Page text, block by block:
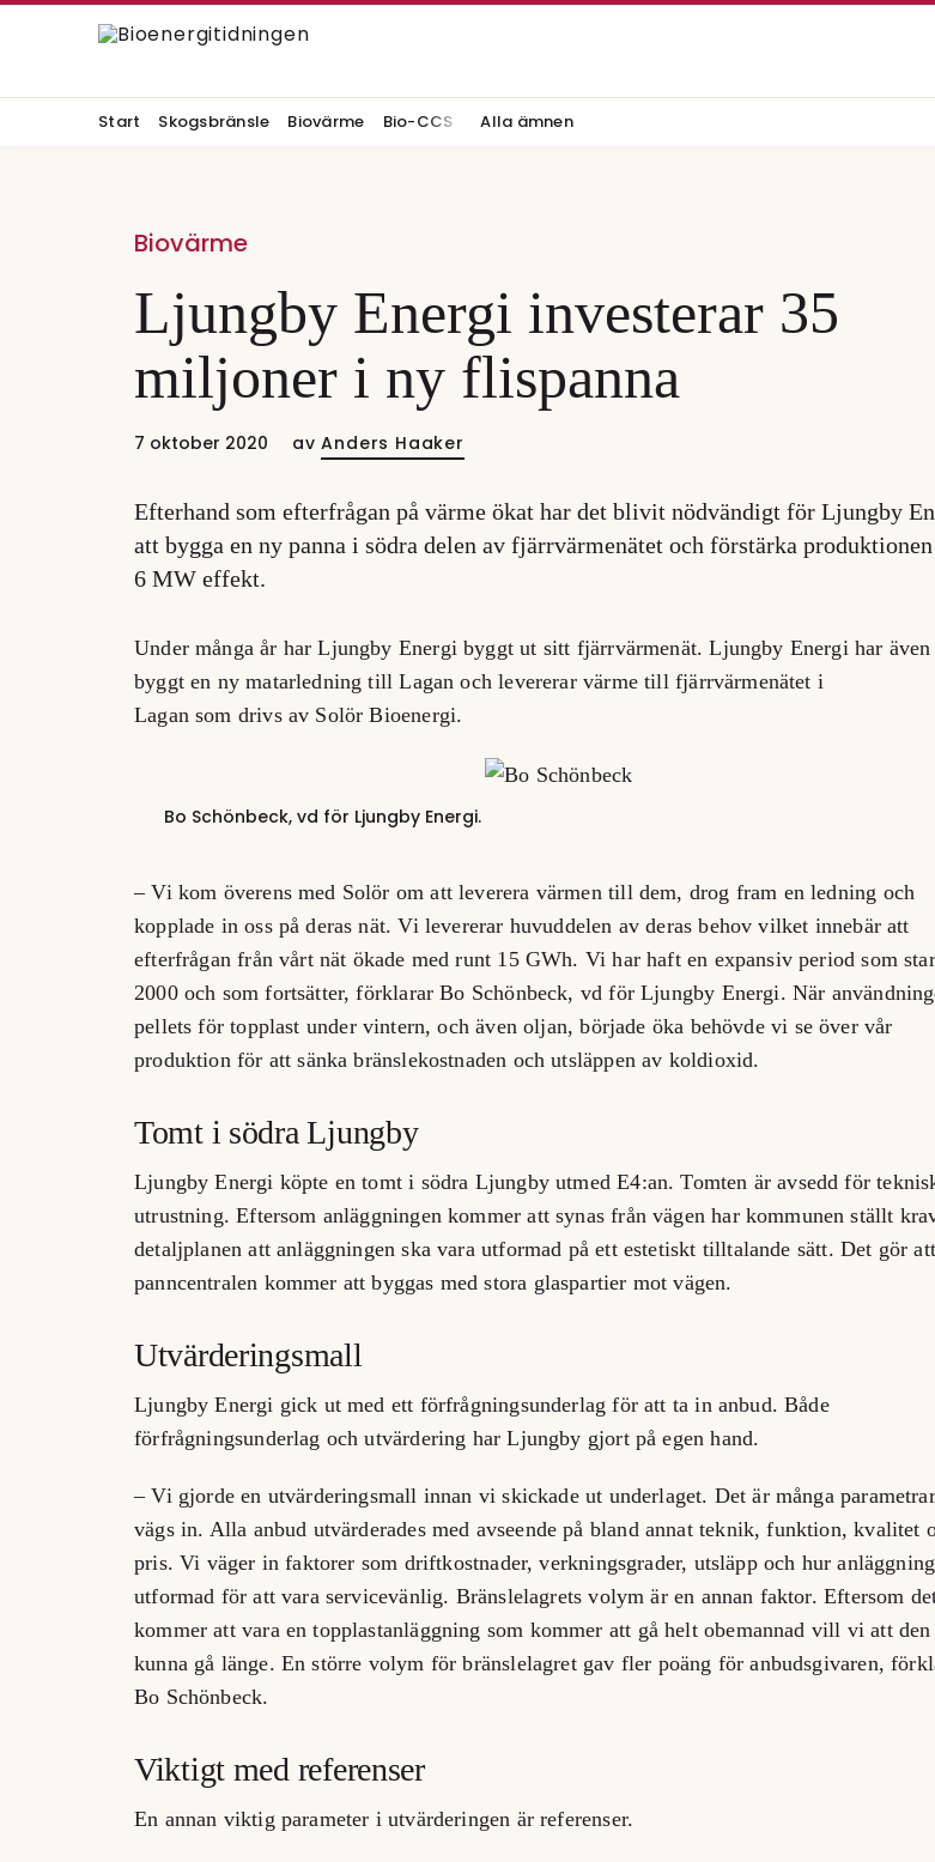
Start Skogsbränsle Biovärme Bio-CCS Alla ämnen
Biovärme
Ljungby Energi investerar 35
miljoner i ny flispanna
7 oktober 2020 av Anders Haaker
Efterhand som efterfrågan på värme ökat har det blivit nödvändigt för Ljungby
att bygga en ny panna i södra delen av fjärrvärmenätet och förstärka
6 MW effekt.
Under många år har Ljungby Energi byggt ut sitt fjärrvärmenät. Ljungby Energi har även
byggt en ny matarledning till Lagan och levererar värme till fjärrvärmenätet i
Lagan som drivs av Solör Bioenergi.
Bo Schönbeck, vd för Ljungby Energi.
– Vi kom överens med Solör om att leverera värmen till dem, drog fram en ledning och
kopplade in oss på deras nät. Vi levererar huvuddelen av deras behov vilket innebär att
efterfrågan från vårt nät ökade med runt 15 GWh. Vi har haft en expansiv period som
2000 och som fortsätter, förklarar Bo Schönbeck, vd för Ljungby Energi. När
pellets förtopplast under vintern, och även oljan, började öka behövde vi se över vår
produktion för att sänka bränslekostnaden och utsläppen av koldioxid.
Tomt i södra Ljungby
Ljungby Energi köpte en tomt i södra Ljungby utmed E4:an. Tomten är avsedd för
utrustning. Eftersom anläggningen kommer att synas från vägen har kommunen ställt
detaljplanen att anläggningen ska vara utformad på ett estetiskt tilltalande sätt. Det gör att
panncentralen kommer att byggas med stora glaspartier mot vägen.
Utvärderingsmall
Ljungby Energi gick ut med ett förfrågningsunderlag för att ta in anbud. Både
förfrågningsunderlag och utvärdering har Ljungby gjort på egen hand.
– Vi gjorde en utvärderingsmall innan vi skickade ut underlaget. Det är många
vägs in. Alla anbud utvärderades med avseende på bland annat teknik, funktion, kvalitet
pris. Vi väger in faktorer som driftkostnader, verkningsgrader, utsläpp och hur
utformad för att vara servicevänlig. Bränslelagrets volym är en annan faktor. Eftersom
kommer att vara en topplastanläggning som kommer att gå helt obemannad vill vi att den
kunna gå länge. En större volym för bränslelagret gav fler poäng för anbudsgivaren,
Bo Schönbeck.
Viktigt med referenser
En annan viktig parameter i utvärderingen är referenser.